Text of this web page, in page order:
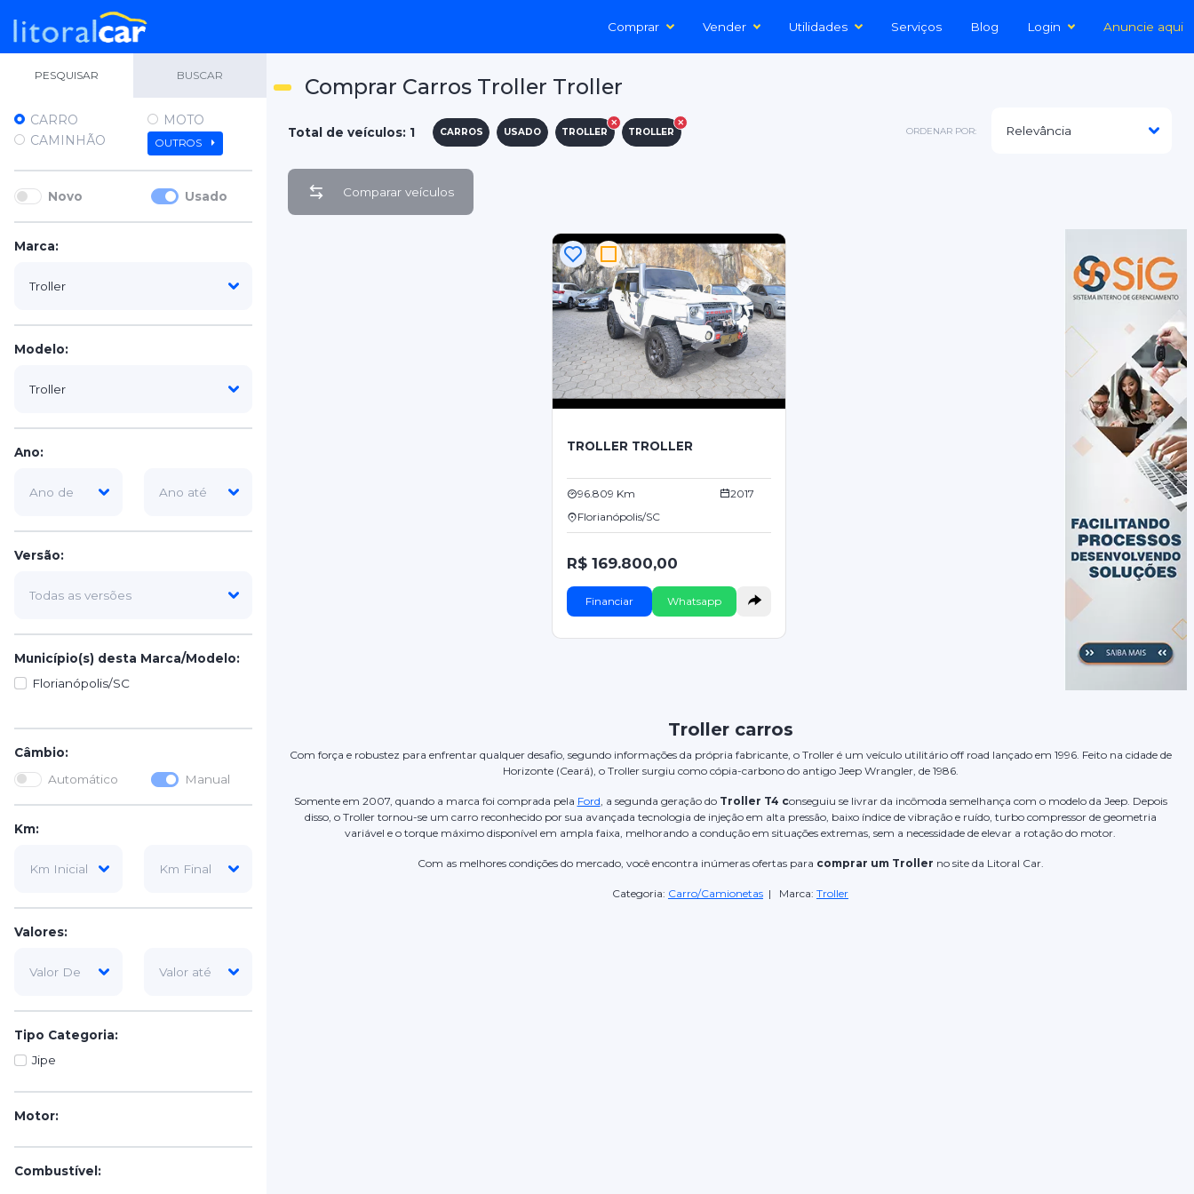
Comprar Vender Utilidades Serviços Blog Login Anuncie aqui
PESQUISAR BUSCAR
CARRO
MOTO
CAMINHÃO
OUTROS
Novo Usado
Marca:
Modelo:
Ano:
Versão:
Município(s) desta Marca/Modelo:
Florianópolis/SC
Câmbio:
Automático
Manual
Km:
Valores:
Tipo Categoria:
Jipe
Motor:
Combustível:
Comprar Carros Troller Troller
Total de veículos: 1 CARROS USADO TROLLER TROLLER ORDENAR POR:
Comparar veículos
TROLLER TROLLER
96.809 Km
2017
Florianópolis/SC
R$ 169.800,00
Financiar Whatsapp
Troller carros
Com força e robustez para enfrentar qualquer desafio, segundo informações da própria fabricante, o Troller é um veículo utilitário off road lançado em 1996. Feito na cidade de
Horizonte (Ceará), o Troller surgiu como cópia-carbono do antigo Jeep Wrangler, de 1986.
Somente em 2007, quando a marca foi comprada pela Ford, a segunda geração do Troller T4 conseguiu se livrar da incômoda semelhança com o modelo da Jeep. Depois
disso, o Troller tornou-se um carro reconhecido por sua avançada tecnologia de injeção em alta pressão, baixo índice de vibração e ruído, turbo compressor de geometria
variável e o torque máximo disponível em ampla faixa, melhorando a condução em situações extremas, sem a necessidade de elevar a rotação do motor.
Com as melhores condições do mercado, você encontra inúmeras ofertas para comprar um Troller no site da Litoral Car.
Categoria: Carro/Camionetas | Marca: Troller